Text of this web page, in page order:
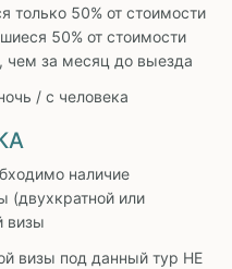
только 50% от стоимости
50% от стоимости
чем за месяц до выезда
/ с человека
наличие
(двухкратной или
визы
визы под данный тур НЕ